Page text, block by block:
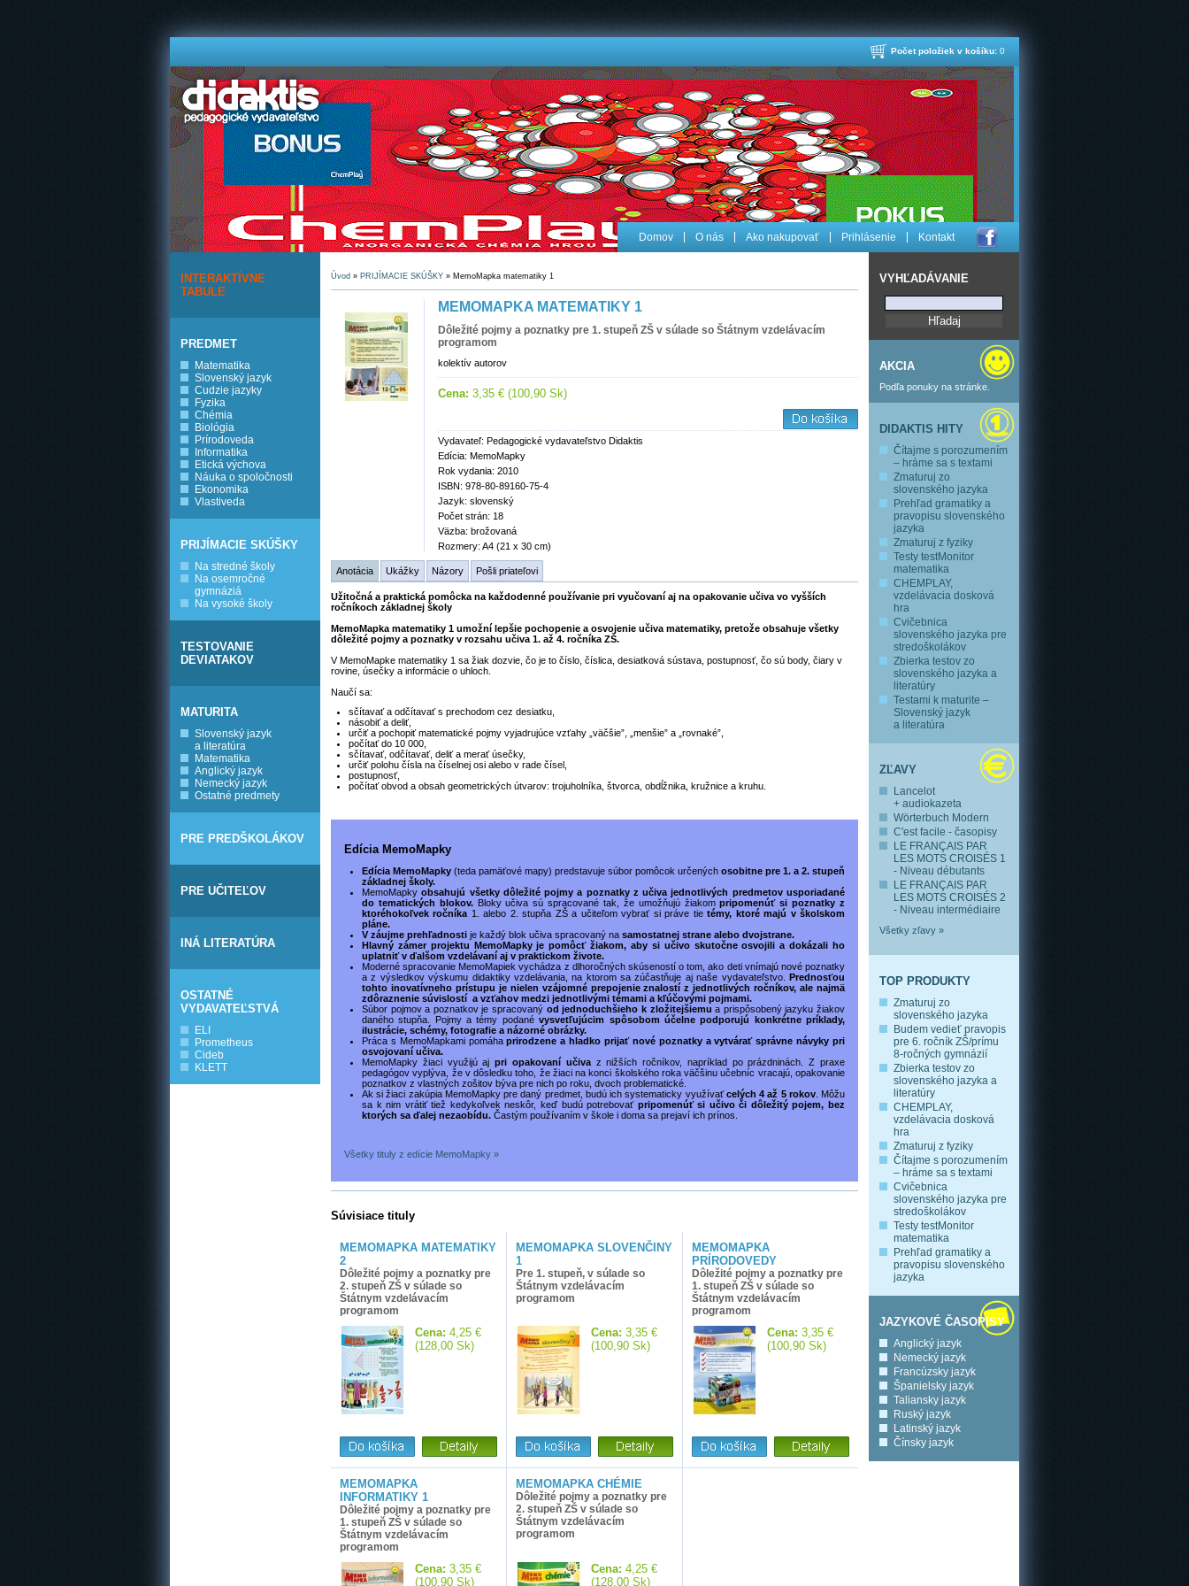
Počet položiek v košíku: 0
Domov O nás Ako nakupovať Prihlásenie Kontakt
INTERAKTÍVNE
TABULE
PREDMET
Matematika
Slovenský jazyk
Cudzie jazyky
Fyzika
Chémia
Biológia
Prírodoveda
Informatika
Etická výchova
Náuka o spoločnosti
Ekonomika
Vlastiveda
PRIJÍMACIE SKÚŠKY
Na stredné školy
Na osemročné
gymnáziá
Na vysoké školy
TESTOVANIE
DEVIATAKOV
MATURITA
Slovenský jazyk
a literatúra
Matematika
Anglický jazyk
Nemecký jazyk
Ostatné predmety
PRE PREDŠKOLÁKOV
PRE UČITEĽOV
INÁ LITERATÚRA
OSTATNÉ
VYDAVATEĽSTVÁ
ELI
Prometheus
Cideb
KLETT
VYHĽADÁVANIE
AKCIA
Podľa ponuky na stránke.
DIDAKTIS HITY
Čítajme s porozumením
– hráme sa s textami
Zmaturuj zo
slovenského jazyka
Prehľad gramatiky a
pravopisu slovenského
jazyka
Zmaturuj z fyziky
Testy testMonitor
matematika
CHEMPLAY,
vzdelávacia dosková
hra
Cvičebnica
slovenského jazyka pre
stredoškolákov
Zbierka testov zo
slovenského jazyka a
literatúry
Testami k maturite –
Slovenský jazyk
a literatúra
ZĽAVY
Lancelot
+ audiokazeta
Wörterbuch Modern
C'est facile - časopisy
LE FRANÇAIS PAR
LES MOTS CROISÉS 1
- Niveau débutants
LE FRANÇAIS PAR
LES MOTS CROISÉS 2
- Niveau intermédiaire
Všetky zľavy »
TOP PRODUKTY
Zmaturuj zo
slovenského jazyka
Budem vedieť pravopis
pre 6. ročník ZŠ/prímu
8-ročných gymnázií
Zbierka testov zo
slovenského jazyka a
literatúry
CHEMPLAY,
vzdelávacia dosková
hra
Zmaturuj z fyziky
Čítajme s porozumením
– hráme sa s textami
Cvičebnica
slovenského jazyka pre
stredoškolákov
Testy testMonitor
matematika
Prehľad gramatiky a
pravopisu slovenského
jazyka
JAZYKOVÉ ČASOPISY
Anglický jazyk
Nemecký jazyk
Francúzsky jazyk
Španielsky jazyk
Taliansky jazyk
Ruský jazyk
Latinský jazyk
Čínsky jazyk
Úvod » PRIJÍMACIE SKÚŠKY » MemoMapka matematiky 1
MEMOMAPKA MATEMATIKY 1
Dôležité pojmy a poznatky pre 1. stupeň ZŠ v súlade so Štátnym vzdelávacím
programom
kolektív autorov
Cena: 3,35 € (100,90 Sk)
Vydavateľ: Pedagogické vydavateľstvo Didaktis
Edícia: MemoMapky
Rok vydania: 2010
ISBN: 978-80-89160-75-4
Jazyk: slovenský
Počet strán: 18
Väzba: brožovaná
Rozmery: A4 (21 x 30 cm)
Anotácia Ukážky Názory Pošli priateľovi
Užitočná a praktická pomôcka na každodenné používanie pri vyučovaní aj na opakovanie učiva vo vyšších
ročníkoch základnej školy
MemoMapka matematiky 1 umožní lepšie pochopenie a osvojenie učiva matematiky, pretože obsahuje všetky
dôležité pojmy a poznatky v rozsahu učiva 1. až 4. ročníka ZŠ.
V MemoMapke matematiky 1 sa žiak dozvie, čo je to číslo, číslica, desiatková sústava, postupnosť, čo sú body, čiary v
rovine, úsečky a informácie o uhloch.
Naučí sa:
sčítavať a odčítavať s prechodom cez desiatku,
násobiť a deliť,
určiť a pochopiť matematické pojmy vyjadrujúce vzťahy „väčšie”, „menšie” a „rovnaké”,
počítať do 10 000,
sčítavať, odčítavať, deliť a merať úsečky,
určiť polohu čísla na číselnej osi alebo v rade čísel,
postupnosť,
počítať obvod a obsah geometrických útvarov: trojuholníka, štvorca, obdĺžnika, kružnice a kruhu.
Edícia MemoMapky
Edícia MemoMapky (teda pamäťové mapy) predstavuje súbor pomôcok určených osobitne pre 1. a 2. stupeň
základnej školy.
MemoMapkyobsahujú všetky dôležité pojmy a poznatky z učiva jednotlivých predmetov usporiadané
do tematických blokov.Bloky učiva sú spracované tak, že umožňujú žiakompripomenúť si poznatky z
ktoréhokoľvek ročníka 1. alebo 2. stupňa ZŠ a učiteľom vybrať si práve tietémy, ktoré majú v školskom
pláne.
V záujme prehľadnosti je každý blok učiva spracovaný na samostatnej strane alebo dvojstrane.
Hlavný zámer projektu MemoMapky je pomôcť žiakom, aby si učivo skutočne osvojili a dokázali ho
uplatniť v ďalšom vzdelávaní aj v praktickom živote.
Moderné spracovanie MemoMapiek vychádza z dlhoročných skúseností o tom, ako deti vnímajú nové poznatky
a z výsledkov výskumu didaktiky vzdelávania, na ktorom sa zúčastňuje aj naše vydavateľstvo. Prednosťou
tohto inovatívneho prístupu je nielen vzájomné prepojenie znalostí z jednotlivých ročníkov, ale najmä
zdôraznenie súvislostí a vzťahov medzi jednotlivými témami a kľúčovými pojmami.
Súbor pojmov a poznatkov je spracovaný od jednoduchšieho k zložitejšiemu a prispôsobený jazyku žiakov
daného stupňa. Pojmy a témy podanévysvetľujúcim spôsobom účelne podporujú konkrétne príklady,
ilustrácie, schémy, fotografie a názorné obrázky.
Práca s MemoMapkami pomáhaprirodzene a hladko prijať nové poznatky a vytvárať správne návyky pri
osvojovaní učiva.
MemoMapky žiaci využijú ajpri opakovaní učivaz nižších ročníkov, napríklad po prázdninách. Z praxe
pedagógov vyplýva, že v dôsledku toho, že žiaci na konci školského roka väčšinu učebníc vracajú, opakovanie
poznatkov z vlastných zošitov býva pre nich po roku, dvoch problematické.
Ak si žiaci zakúpia MemoMapky pre daný predmet, budú ich systematicky využívaťcelých 4 až 5 rokov. Môžu
sa k nim vrátiť tiež kedykoľvek neskôr, keď budú potrebovať pripomenúť si učivo či dôležitý pojem, bez
ktorých sa ďalej nezaobídu. Častým používaním v škole i doma sa prejaví ich prínos.
Všetky tituly z edície MemoMapky »
Súvisiace tituly
MEMOMAPKA MATEMATIKY
2
Dôležité pojmy a poznatky pre
2. stupeň ZŠ v súlade so
Štátnym vzdelávacím
programom
Cena: 4,25 €
(128,00 Sk)
MEMOMAPKA SLOVENČINY
1
Pre 1. stupeň, v súlade so
Štátnym vzdelávacím
programom
Cena: 3,35 €
(100,90 Sk)
MEMOMAPKA
PRÍRODOVEDY
Dôležité pojmy a poznatky pre
1. stupeň ZŠ v súlade so
Štátnym vzdelávacím
programom
Cena: 3,35 €
(100,90 Sk)
MEMOMAPKA
INFORMATIKY 1
Dôležité pojmy a poznatky pre
1. stupeň ZŠ v súlade so
Štátnym vzdelávacím
programom
Cena: 3,35 €
(100,90 Sk)
MEMOMAPKA CHÉMIE
Dôležité pojmy a poznatky pre
2. stupeň ZŠ v súlade so
Štátnym vzdelávacím
programom
Cena: 4,25 €
(128,00 Sk)